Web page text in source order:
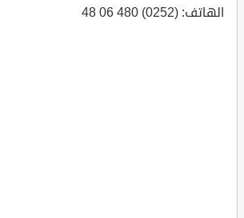
الهاتف: (0252) 480 06 48